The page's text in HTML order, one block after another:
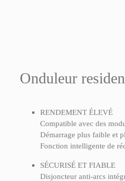
Onduleur
RENDEMENT ÉLEVÉ
Compatible avec des
Démarrage plus faible et
Fonction intelligente de
SÉCURISÉ ET FIABLE
Disjoncteur anti-arcs